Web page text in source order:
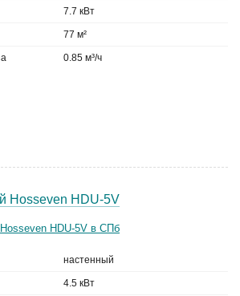
7.7 кВт
77 м²
0.85 м³/ч
Hosseven HDU-5V
настенный
4.5 кВт